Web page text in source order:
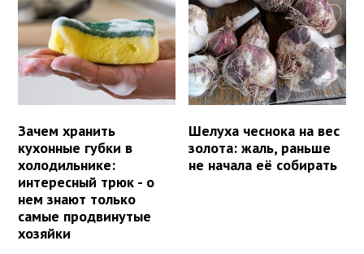
Зачем хранить
кухонные губки в
холодильнике:
интересный трюк - о
нем знают только
самые продвинутые
хозяйки
Шелуха чеснока на вес
золота: жаль, раньше
не начала её собирать